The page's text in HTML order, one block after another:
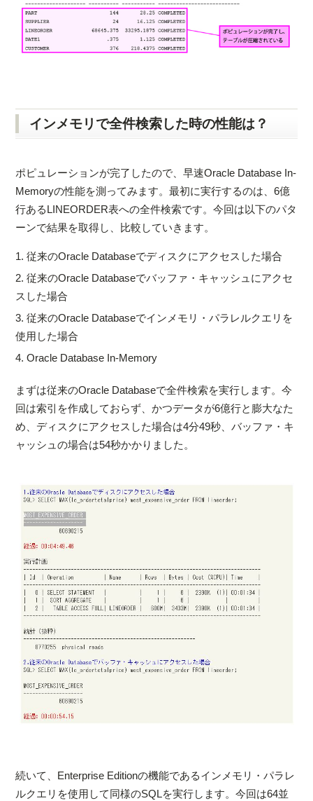
インメモリで全件検索した時の性能は？
ポピュレーションが完了したので、早速Oracle Database In-
Memoryの性能を測ってみます。最初に実行するのは、6億
行あるLINEORDER表への全件検索です。今回は以下のパタ
ーンで結果を取得し、比較していきます。
1. 従来のOracle Databaseでディスクにアクセスした場合
2. 従来のOracle Databaseでバッファ・キャッシュにアクセ
スした場合
3. 従来のOracle Databaseでインメモリ・パラレルクエリを
使用した場合
4. Oracle Database In-Memory
まずは従来のOracle Databaseで全件検索を実行します。今
回は索引を作成しておらず、かつデータが6億行と膨大なた
め、ディスクにアクセスした場合は4分49秒、バッファ・キ
ャッシュの場合は54秒かかりました。
続いて、Enterprise Editionの機能であるインメモリ・パラレ
ルクエリを使用して同様のSQLを実行します。今回は64並